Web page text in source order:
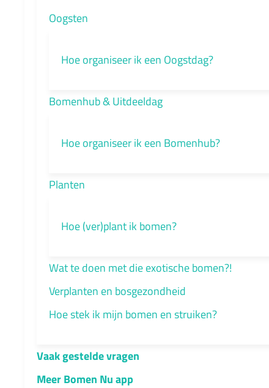
Oogsten
Hoe organiseer ik een Oogstdag?
Bomenhub & Uitdeeldag
Hoe organiseer ik een Bomenhub?
Planten
Hoe (ver)plant ik bomen?
Wat te doen met die exotische bomen?!
Verplanten en bosgezondheid
Hoe stek ik mijn bomen en struiken?
Vaak gestelde vragen
Meer Bomen Nu app